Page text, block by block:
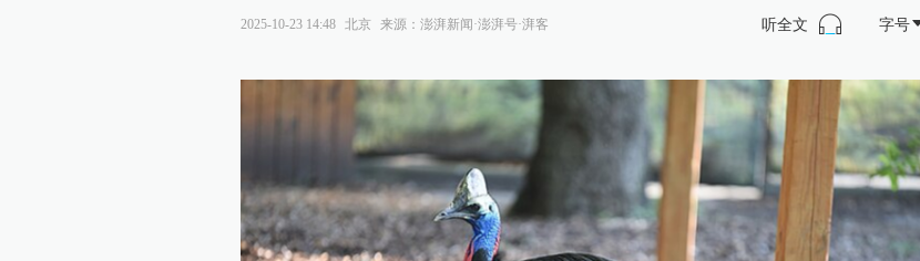
2025-10-23 14:48 北京 来源： 澎湃新闻·澎湃号·湃客 听全文 字号